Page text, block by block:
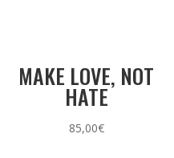
MAKE LOVE, NOT
HATE
85,00€